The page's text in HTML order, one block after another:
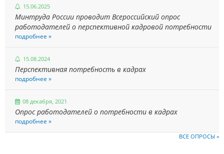
15.06.2025
Минтруда России проводит Всероссийский опрос
работодателей о перспективной кадровой потребности
подробнее »
15.08.2024
Перспективная потребность в кадрах
подробнее »
08 декабря, 2021
Опрос работодателей о потребности в кадрах
подробнее »
ВСЕ ОПРОСЫ »